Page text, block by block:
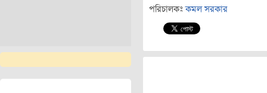
পরিচালকঃ কমল সরকার